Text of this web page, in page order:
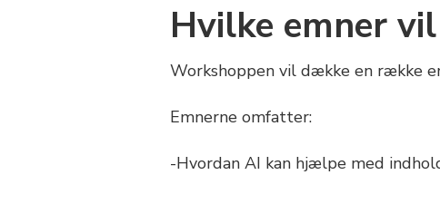
Hvilke emner
Workshoppen vil dække en række
Emnerne omfatter:
-Hvordan AI kan hjælpe med